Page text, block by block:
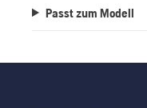
Passt zum Modell